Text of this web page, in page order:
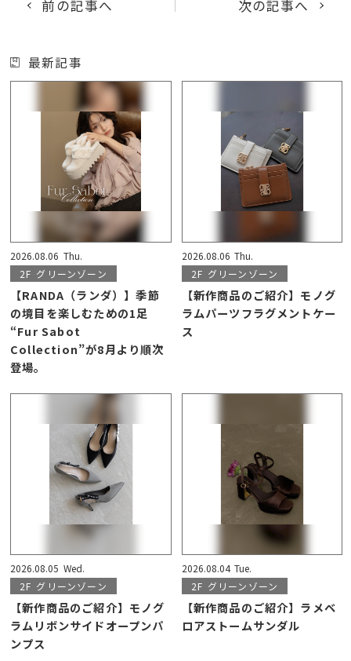
前の記事へ 次の記事へ
最新記事
2026.08.06 Thu.
2F グリーンゾーン
【RANDA（ランダ）】季節
の境目を楽しむための1足
“Fur Sabot
Collection”が8月より順次
登場。
2026.08.06 Thu.
2F グリーンゾーン
【新作商品のご紹介】モノグ
ラムパーツフラグメントケー
ス
2026.08.05 Wed.
2F グリーンゾーン
【新作商品のご紹介】モノグ
ラムリボンサイドオープンパ
ンプス
2026.08.04 Tue.
2F グリーンゾーン
【新作商品のご紹介】ラメベ
ロアストームサンダル